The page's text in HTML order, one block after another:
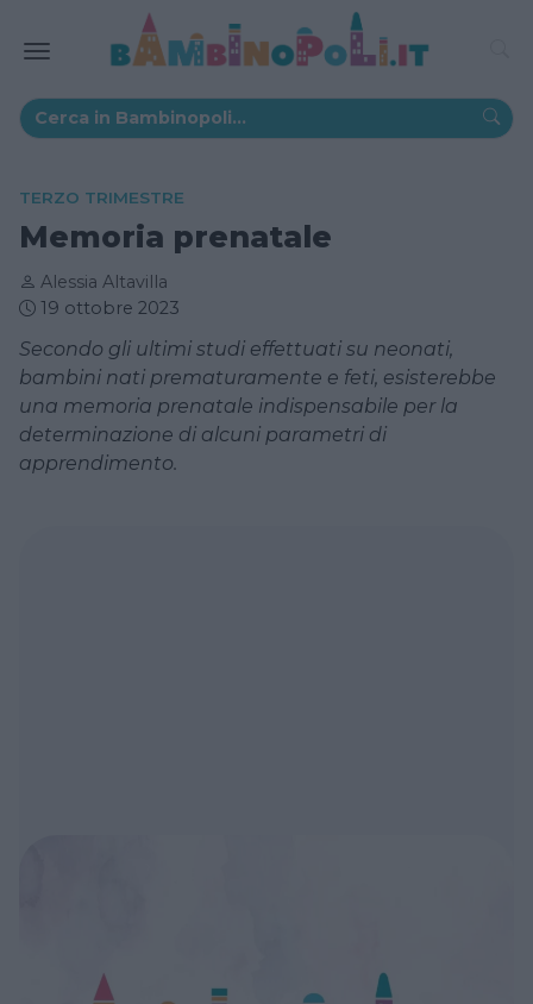
TERZO TRIMESTRE
Memoria prenatale
Alessia Altavilla
19 ottobre 2023
Secondo gli ultimi studi effettuati su neonati,
bambini nati prematuramente e feti, esisterebbe
una memoria prenatale indispensabile per la
determinazione di alcuni parametri di
apprendimento.